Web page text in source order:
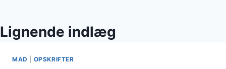
Lignende indlæg
MAD OPSKRIFTER